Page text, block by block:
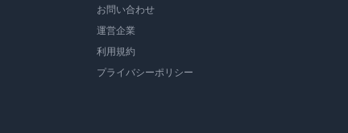
お問い合わせ
運営企業
利用規約
プライバシーポリシー